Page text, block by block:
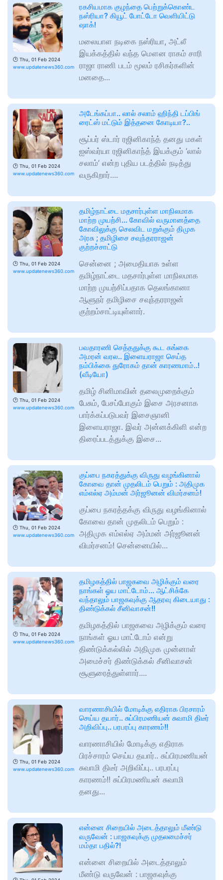
🕑 Thu, 01 Feb 2024
www.updatenews360.com
ரகசியமாக குழந்தை பெற்றுக்கொண்ட
நஸ்ரியா? கியூட் போட்டோ வெளியிட்டு
ஷாக்!
மலையாள நடிகை நஸ்ரியா, அட்லீ
இயக்கத்தில் வந்த மௌன ராகம் சாரி
ராஜா ராணி படம் மூலம் ரசிகர்களின்
மனதை...
🕑 Thu, 01 Feb 2024
www.updatenews360.com
அடேங்கப்பா.. லால் சலாம் ஹிந்தி டப்பிங்
ரைட்ஸ் மட்டும் இத்தனை கோடியா?..
சூப்பர் ஸ்டார் ரஜினிகாந்த் தனது மகள்
ஐஸ்வர்யா ரஜினிகாந்த் இயக்கும் ‘லால்
சலாம்’ என்ற புதிய படத்தில் நடித்து
வருகிறார்....
🕑 Thu, 01 Feb 2024
www.updatenews360.com
தமிழ்நாட்டை மதசார்புள்ள மாநிலமாக
மாற்ற முயற்சி… கோவில் வருமானத்தை
கோவிலுக்கு செலவிட மறுக்கும் திமுக
அரசு ; தமிழிசை சவுந்தரராஜன்
குற்றச்சாட்டு
சென்னை ; அமைதியாக உள்ள
தமிழ்நாட்டை மதசார்புள்ள மாநிலமாக
மாற்ற முயற்சிப்பதாக தெலங்கானா
ஆளுநர் தமிழிசை சவுந்தரராஜன்
குற்றம்சாட்டியுள்ளார்.
🕑 Thu, 01 Feb 2024
www.updatenews360.com
பவதாரணி செத்ததுக்கு கூட கங்கை
அமரன் வரல.. இளையராஜா செய்த
நம்பிக்கை துரோகம் தான் காரணமாம்..!
(வீடியோ)
தமிழ் சினிமாவின் தலைமுறைக்கும்
பேசும், பேசப்போகும் இசை அரசனாக
பார்க்கப்படுபவர் இசைஞானி
இளையராஜா. இவர் அன்னக்கிளி என்ற
திரைப்படத்துக்கு இசை...
🕑 Thu, 01 Feb 2024
www.updatenews360.com
குப்பை நகரத்துக்கு விருது வழங்கினால்
கோவை தான் முதலிடம் பெறும் : அதிமுக
எம்எல்ஏ அம்மன் அர்ஜூனன் விமர்சனம்!
குப்பை நகரத்தக்கு விருது வழங்கினால்
கோவை தான் முதலிடம் பெறும் :
அதிமுக எம்எல்ஏ அம்மன் அர்ஜூனன்
விமர்சனம்! சென்னையில்...
🕑 Thu, 01 Feb 2024
www.updatenews360.com
தமிழகத்தில் பாஜகவை அழிக்கும் வரை
நாங்கள் ஓய மாட்டோம்… ஆட்சிக்கே
வந்தாலும் பாஜகவுக்கு ஆதரவு கிடையாது :
திண்டுக்கல் சீனிவாசன்!!
தமிழகத்தில் பாஜகவை அழிக்கும் வரை
நாங்கள் ஓய மாட்டோம் என்று
திண்டுக்கல்லில் அதிமுக முன்னாள்
அமைச்சர் திண்டுக்கல் சீனிவாசன்
சூளுரைத்துள்ளார்....
🕑 Thu, 01 Feb 2024
www.updatenews360.com
வாரணாசியில் மோடிக்கு எதிராக பிரசாரம்
செய்ய தயார்.. சுப்பிரமணியன் சுவாமி திடீர்
அறிவிப்பு.. பரபரப்பு காரணம்!!
வாரணாசியில் மோடிக்கு எதிராக
பிரச்சாரம் செய்ய தயார்.. சுப்பிரமணியன்
சுவாமி திடீர் அறிவிப்பு.. பரபரப்பு
காரணம்!! சுப்பிரமணியன் சுவாமி
தனது...
என்னை சிறையில் அடைத்தாலும் மீண்டு
வருவேன் : பாஜகவுக்கு முதலமைச்சர்
மம்தா பதில்?!
என்னை சிறையில் அடைத்தாலும்
மீண்டு வருவேன் : பாஜகவுக்கு